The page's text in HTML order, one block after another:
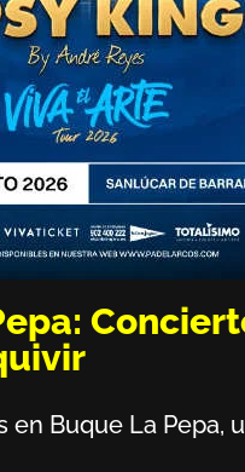
en Buque La